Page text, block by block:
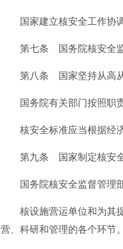
国家建立核安全工作协调
第七条 国务院核安全监督
第八条 国家坚持从高从
国务院有关部门按照职责
核安全标准应当根据经济
第九条 国家制定核安全
国务院核安全监督管理部
核设施营运单位和为其提
营、科研和管理的各个环节。